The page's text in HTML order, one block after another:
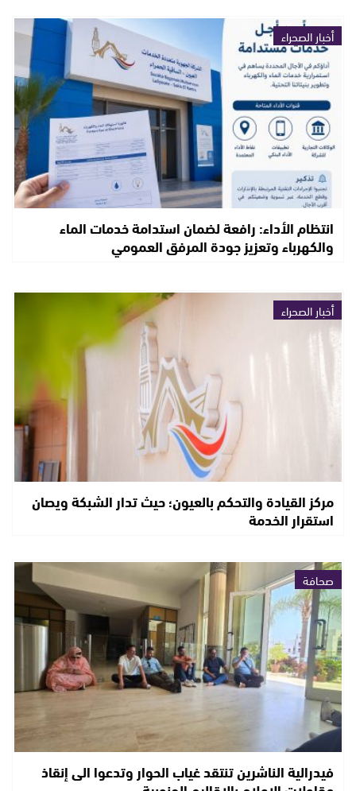
أخبار الصحراء
انتظام الأداء: رافعة لضمان استدامة خدمات الماء
والكهرباء وتعزيز جودة المرفق العمومي
أخبار الصحراء
مركز القيادة والتحكم بالعيون؛ حيث تدار الشبكة ويصان
استقرار الخدمة
صحافة
فيدرالية الناشرين تنتقد غياب الحوار وتدعوا الى إنقاذ